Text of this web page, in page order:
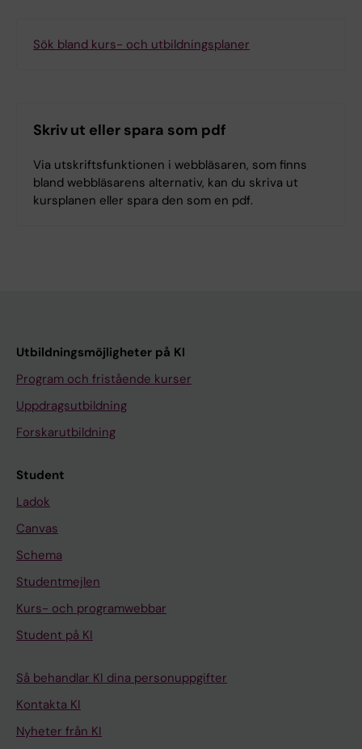
Sök bland kurs- och utbildningsplaner
Skriv ut eller spara som pdf
Via utskriftsfunktionen i webbläsaren, som finns
bland webbläsarens alternativ, kan du skriva ut
kursplanen eller spara den som en pdf.
Utbildningsmöjligheter på KI
Program och fristående kurser
Uppdragsutbildning
Forskarutbildning
Student
Ladok
Canvas
Schema
Studentmejlen
Kurs- och programwebbar
Student på KI
Så behandlar KI dina personuppgifter
Kontakta KI
Nyheter från KI